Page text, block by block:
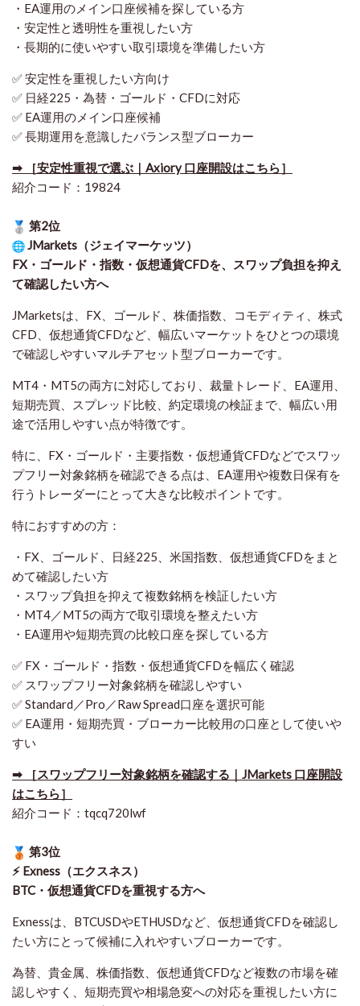
・EA運用のメイン口座候補を探している方
・安定性と透明性を重視したい方
・長期的に使いやすい取引環境を準備したい方
✅ 安定性を重視したい方向け
✅ 日経225・為替・ゴールド・CFDに対応
✅ EA運用のメイン口座候補
✅ 長期運用を意識したバランス型ブローカー
➡ ［安定性重視で選ぶ｜Axiory 口座開設はこちら］
紹介コード：19824
第2位
JMarkets（ジェイマーケッツ）
FX・ゴールド・指数・仮想通貨CFDを、スワップ負担を抑え
て確認したい方へ
JMarketsは、FX、ゴールド、株価指数、コモディティ、株式
CFD、仮想通貨CFDなど、幅広いマーケットをひとつの環境
で確認しやすいマルチアセット型ブローカーです。
MT4・MT5の両方に対応しており、裁量トレード、EA運用、
短期売買、スプレッド比較、約定環境の検証まで、幅広い用
途で活用しやすい点が特徴です。
特に、FX・ゴールド・主要指数・仮想通貨CFDなどでスワッ
プフリー対象銘柄を確認できる点は、EA運用や複数日保有を
行うトレーダーにとって大きな比較ポイントです。
特におすすめの方：
・FX、ゴールド、日経225、米国指数、仮想通貨CFDをまと
めて確認したい方
・スワップ負担を抑えて複数銘柄を検証したい方
・MT4／MT5の両方で取引環境を整えたい方
・EA運用や短期売買の比較口座を探している方
✅ FX・ゴールド・指数・仮想通貨CFDを幅広く確認
✅ スワップフリー対象銘柄を確認しやすい
✅ Standard／Pro／Raw Spread口座を選択可能
✅ EA運用・短期売買・ブローカー比較用の口座として使いや
すい
➡ ［スワップフリー対象銘柄を確認する｜JMarkets 口座開設
はこちら］
紹介コード：tqcq720lwf
第3位
⚡ Exness（エクスネス）
BTC・仮想通貨CFDを重視する方へ
Exnessは、BTCUSDやETHUSDなど、仮想通貨CFDを確認し
たい方にとって候補に入れやすいブローカーです。
為替、貴金属、株価指数、仮想通貨CFDなど複数の市場を確
認しやすく、短期売買や相場急変への対応を重視したい方に